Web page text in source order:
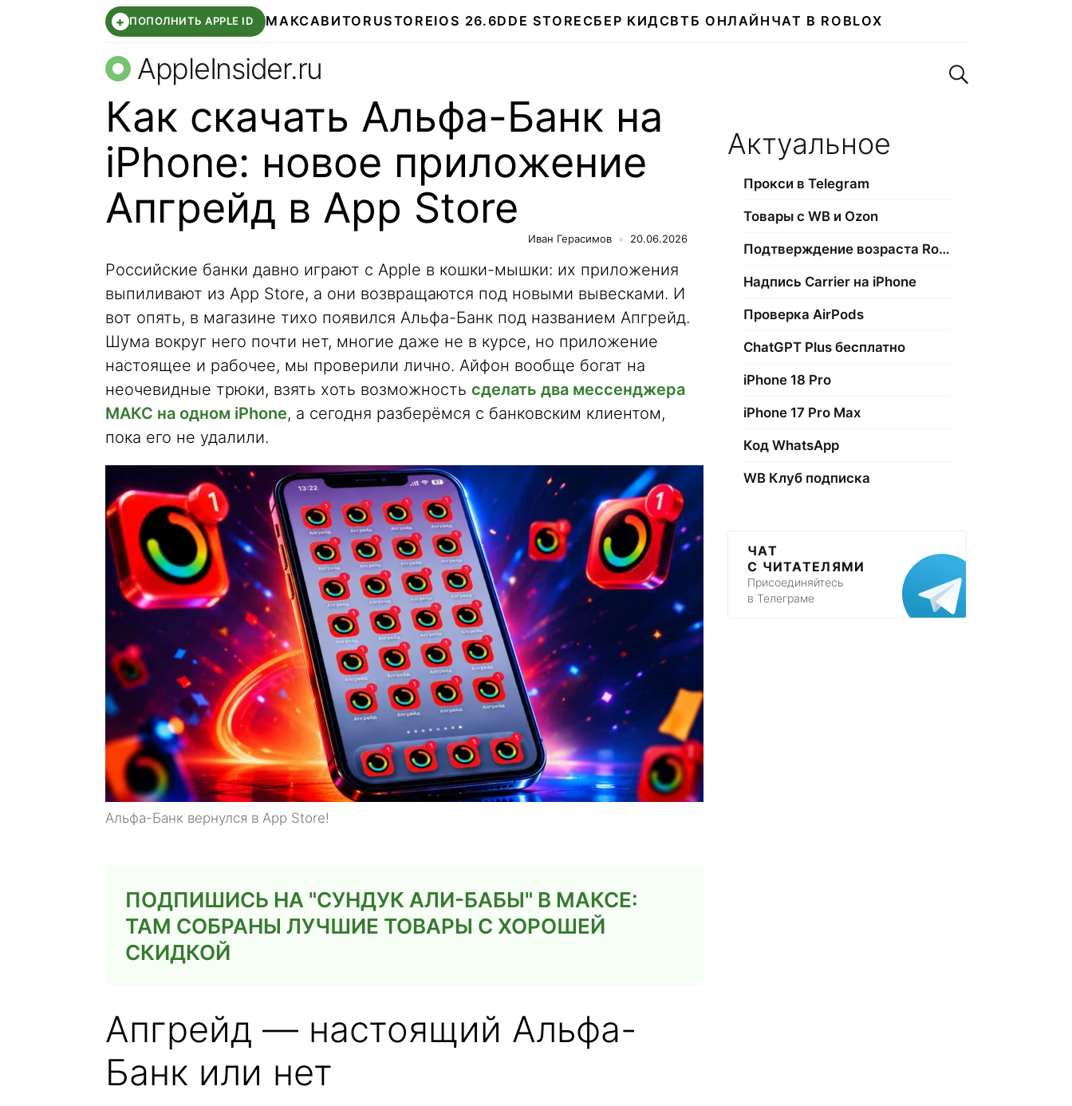
+ ПОПОЛНИТЬ APPLE ID МАКСАВИТО RUSTOREIOS 26.6DDE STORE СБЕР КИДСВТБ ОНЛАЙН ЧАТ В ROBLOX
AppleInsider.ru Поиск по сайту
Как скачать Альфа-Банк на
iPhone: новое приложение
Апгрейд в App Store
Иван Герасимов 20.06.2026
Российские банки давно играют с Apple в кошки-мышки: их приложения
выпиливают из App Store, а они возвращаются под новыми вывесками. И
вот опять, в магазине тихо появился Альфа-Банк под названием Апгрейд.
Шума вокруг него почти нет, многие даже не в курсе, но приложение
настоящее и рабочее, мы проверили лично. Айфон вообще богат на
неочевидные трюки, взять хоть возможность сделать два мессенджера
МАКС на одном iPhone, а сегодня разберёмся с банковским клиентом,
пока его не удалили.
Альфа-Банк вернулся в App Store!
ПОДПИШИСЬ НА "СУНДУК АЛИ-БАБЫ" В МАКСЕ:
ТАМ СОБРАНЫ ЛУЧШИЕ ТОВАРЫ С ХОРОШЕЙ
СКИДКОЙ
Апгрейд — настоящий Альфа-
Банк или нет
Актуальное
Прокси в Telegram
Товары с WB и Ozon
Подтверждение возраста Roblox
Надпись Carrier на iPhone
Проверка AirPods
ChatGPT Plus бесплатно
iPhone 18 Pro
iPhone 17 Pro Max
Код WhatsApp
WB Клуб подписка
ЧАТ
С ЧИТАТЕЛЯМИ
Присоединяйтесь
в Телеграме